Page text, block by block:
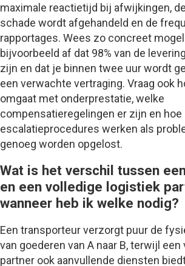
maximale reactietijd bij afwijkingen,
schade wordt afgehandeld en de
rapportages. Wees zo concreet
bijvoorbeeld af dat 98% van de
zijn en dat je binnen twee uur wordt
een verwachte vertraging. Vraag ook
omgaat met onderprestatie, welke
compensatieregelingen er zijn en hoe
escalatieprocedures werken als
genoeg worden opgelost.
Wat is het verschil tussen
en een volledige logistiek
wanneer heb ik welke nodig?
Een transporteur verzorgt puur de
van goederen van A naar B, terwijl
partner ook aanvullende diensten